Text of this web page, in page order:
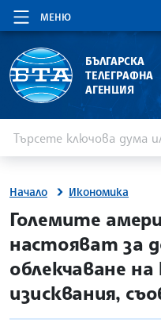
МЕНЮ
БЪЛГАРСКА
ТЕЛЕГРАФНА
АГЕНЦИЯ
Начало Икономика
site.bta
Големите
настояват за
облекчаване
изисквания,